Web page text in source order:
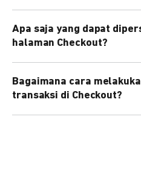
PHP, Node.js, Go, dll).
Apa saja yang dapat
halaman Checkout?
preferensi bahasa, dan
kebutuhan brand Anda.
Bagaimana cara
transaksi di Checkout?